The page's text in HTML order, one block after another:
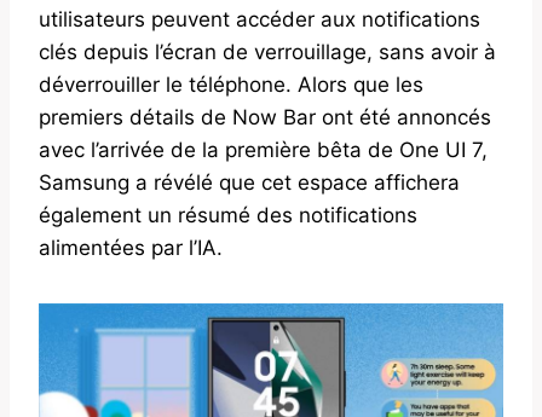
utilisateurs peuvent accéder aux notifications
clés depuis l’écran de verrouillage, sans avoir à
déverrouiller le téléphone. Alors que les
premiers détails de Now Bar ont été annoncés
avec l’arrivée de la première bêta de One UI 7,
Samsung a révélé que cet espace affichera
également un résumé des notifications
alimentées par l’IA.